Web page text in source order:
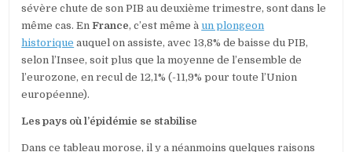
sévère chute de son PIB au deuxième trimestre, sont dans le
même cas. EnFrance, c’est même à un plongeon
historique auquel on assiste, avec 13,8% de baisse du PIB,
selon l’Insee, soit plus que la moyenne de l’ensemble de
l’eurozone, en recul de 12,1% (-11,9% pour toute l’Union
européenne).
Les pays où l’épidémie se stabilise
Dans ce tableau morose, il y a néanmoins quelques raisons